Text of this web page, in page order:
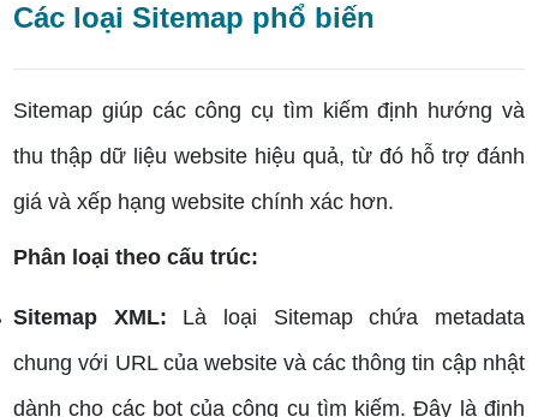
Các loại Sitemap phổ biến
Sitemap giúp các công cụ tìm kiếm định hướng và
thu thập dữ liệu website hiệu quả, từ đó hỗ trợ đánh
giá và xếp hạng website chính xác hơn.
Phân loại theo cấu trúc:
Sitemap XML: Là loại Sitemap chứa metadata
chung với URL của website và các thông tin cập nhật
dành cho các bot của công cụ tìm kiếm. Đây là định